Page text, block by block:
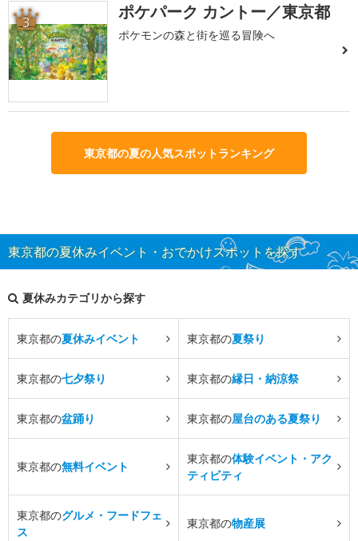
3 ポケパーク カントー／東京都
ポケモンの森と街を巡る冒険へ
東京都の夏の人気スポットランキング
東京都の夏休みイベント・おでかけスポットを探す
夏休みカテゴリから探す
東京都の夏休みイベント 東京都の夏祭り
東京都の七夕祭り 東京都の縁日・納涼祭
東京都の盆踊り 東京都の屋台のある夏祭り
東京都の無料イベント
東京都の体験イベント・アク
ティビティ
東京都のグルメ・フードフェ
ス
東京都の物産展